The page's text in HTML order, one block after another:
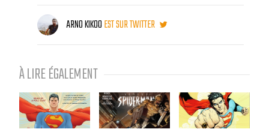
ARNO KIKOOEST SUR TWITTER
À LIRE ÉGALEMENT